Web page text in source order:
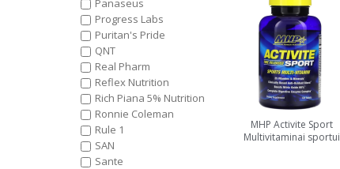
Panaseus
Progress Labs
Puritan's Pride
QNT
Real Pharm
Reflex Nutrition
Rich Piana 5% Nutrition
Ronnie Coleman
Rule 1
SAN
Sante
MHP Activite Sport
Multivitaminai sportui